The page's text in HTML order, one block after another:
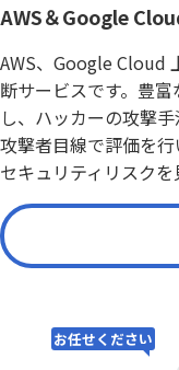
AWS＆Google
AWS、Google Cloud
断サービスです。豊
し、ハッカーの攻撃
攻撃者目線で評価を行
セキュリティリスクを
お任せください